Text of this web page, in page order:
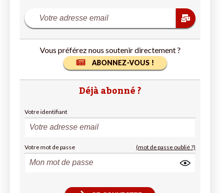
Vous préférez nous soutenir directement ?
ABONNEZ-VOUS !
Déjà abonné ?
Votre identifiant
Votre mot de passe (mot de passe oublié ?)